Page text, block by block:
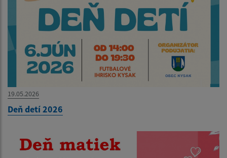
19.05.2026
Deň detí 2026